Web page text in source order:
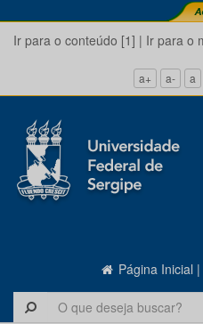
Ir para o conteúdo [1] | Ir para o
a+ a- a
Página Inicial |